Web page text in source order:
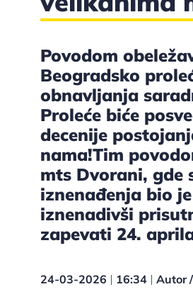
Povodom
Beogradsko
obnavljanja
Proleće biće
decenije
nama!Tim
mts Dvorani, gde
iznenađenja bio
iznenadivši
zapevati 24.
24-03-2026 16:34 Autor